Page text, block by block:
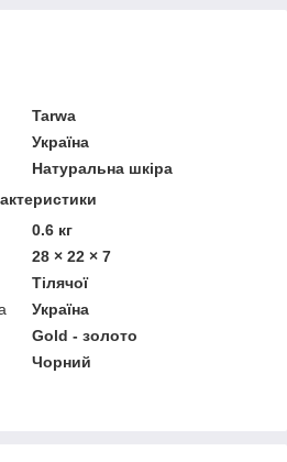
Tarwa
Україна
Натуральна шкіра
0.6 кг
28 × 22 × 7
Тілячої
Україна
Gold - золото
Чорний